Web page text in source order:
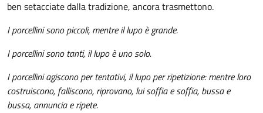
ben setacciate dalla tradizione, ancora trasmettono.
I porcellini sono piccoli, mentre il lupo è grande.
I porcellini sono tanti, il lupo è uno solo.
I porcellini agiscono per tentativi, il lupo per ripetizione: mentre loro
costruiscono, falliscono, riprovano, lui soffia e soffia, bussa e
bussa, annuncia e ripete.